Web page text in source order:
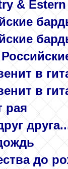
& Estern
в
в
рая
до